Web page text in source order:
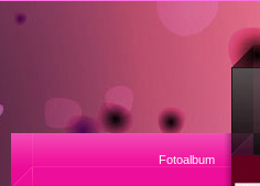
Fotoalbum